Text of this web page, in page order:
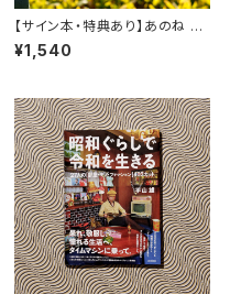
【サイン本・特典あり】あのね あ
のね
¥1,540